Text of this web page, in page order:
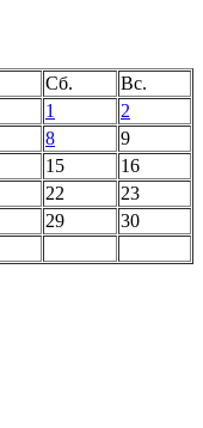
Сб.
Вс.
1
2
8
9
15
16
22
23
29
30